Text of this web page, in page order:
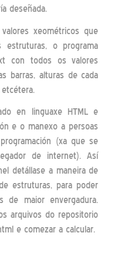
deseñada.
xeométricos que
estruturas, o programa
con todos os valores
barras, alturas de cada
en linguaxe HTML e
e o manexo a persoas
(xa que se
de internet). Así
detállase a maneira de
estruturas, para poder
de maior envergadura.
arquivos do repositorio
e comezar a calcular.